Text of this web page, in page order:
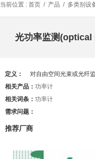
当前位置 : 首页 / 产品 / 多类别设
光功率监测
定义：
对自由空间光束或光纤
相关产品： 功率计
相关词条： 功率计
需求问题：
推荐厂商